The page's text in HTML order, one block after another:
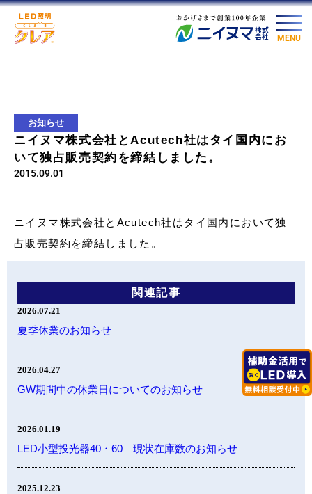
MENU
お知らせ
ニイヌマ株式会社とAcutech社はタイ国内にお
いて独占販売契約を締結しました。
2015.09.01
ニイヌマ株式会社とAcutech社はタイ国内において独
占販売契約を締結しました。
関連記事
2026.07.21
夏季休業のお知らせ
2026.04.27
GW期間中の休業日についてのお知らせ
2026.01.19
LED小型投光器40・60 現状在庫数のお知らせ
2025.12.23